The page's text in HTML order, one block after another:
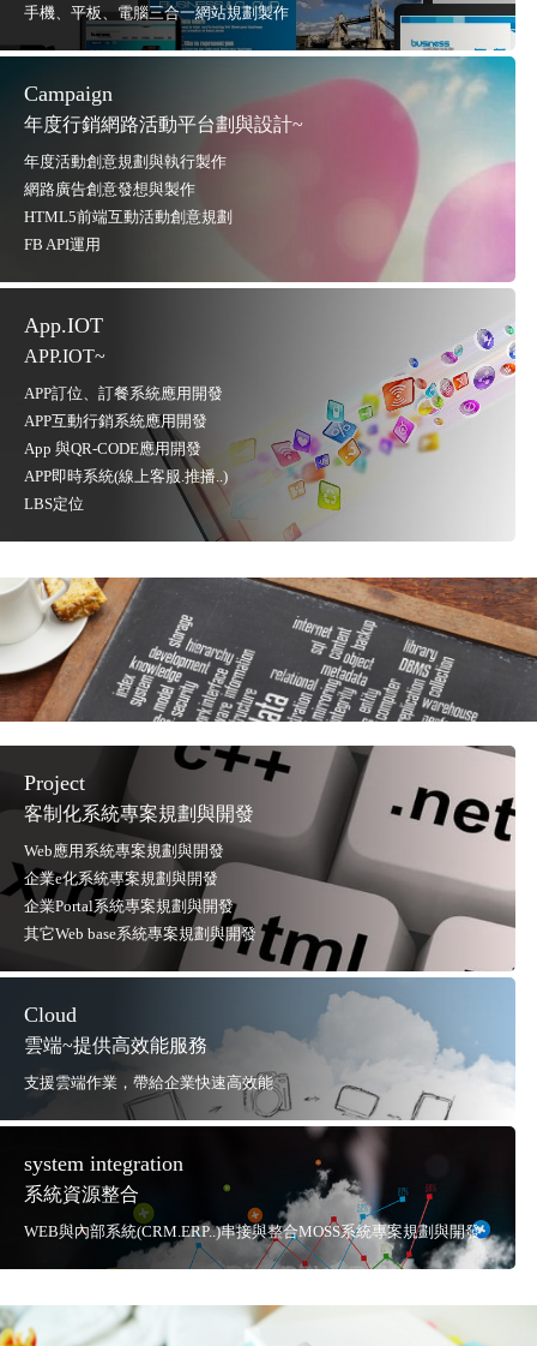
手機、平板、電腦三合一網站規劃製作
Campaign
年度行銷網路活動平台劃與設計~
年度活動創意規劃與執行製作
網路廣告創意發想與製作
HTML5前端互動活動創意規劃
FB API運用
App.IOT
APP.IOT~
APP訂位、訂餐系統應用開發
APP互動行銷系統應用開發
App 與QR-CODE應用開發
APP即時系統(線上客服.推播..)
LBS定位
Project
客制化系統專案規劃與開發
Web應用系統專案規劃與開發
企業e化系統專案規劃與開發
企業Portal系統專案規劃與開發
其它Web base系統專案規劃與開發
Cloud
雲端~提供高效能服務
支援雲端作業，帶給企業快速高效能
system integration
系統資源整合
WEB與內部系統(CRM.ERP..)串接與整合MOSS系統專案規劃與開發